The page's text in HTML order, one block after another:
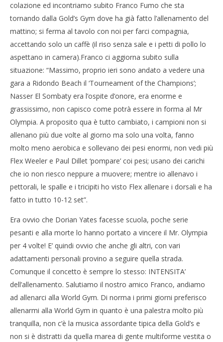
colazione ed incontriamo subito Franco Fumo che sta
tornando dalla Gold’s Gym dove ha già fatto l’allenamento del
mattino; si ferma al tavolo con noi per farci compagnia,
accettando solo un caffè (il riso senza sale e i petti di pollo lo
aspettano in camera).Franco ci aggiorna subito sulla
situazione: “Massimo, proprio ieri sono andato a vedere una
gara a Ridondo Beach il ‘Tourneament of the Champions’;
Nasser El Sombaty era l’ospite d’onore, era enorme e
grassissimo, non capisco come potrà essere in forma al Mr
Olympia. A proposito qua è tutto cambiato, i campioni non si
allenano più due volte al giorno ma solo una volta, fanno
molto meno aerobica e sollevano dei pesi enormi, non vedi più
Flex Weeler e Paul Dillet ‘pompare’ coi pesi; usano dei carichi
che io non riesco neppure a muovere; mentre io allenavo i
pettorali, le spalle e i tricipiti ho visto Flex allenare i dorsali e ha
fatto in tutto 10-12 set”.
Era ovvio che Dorian Yates facesse scuola, poche serie
pesanti e alla morte lo hanno portato a vincere il Mr. Olympia
per 4 volte! E’ quindi ovvio che anche gli altri, con vari
adattamenti personali provino a seguire quella strada.
Comunque il concetto è sempre lo stesso: INTENSITA’
dell’allenamento. Salutiamo il nostro amico Franco, andiamo
ad allenarci alla World Gym. Di norma i primi giorni preferisco
allenarmi alla World Gym in quanto è una palestra molto più
tranquilla, non c’è la musica assordante tipica della Gold’s e
non si è distratti da quella marea di gente multiforme vestita o